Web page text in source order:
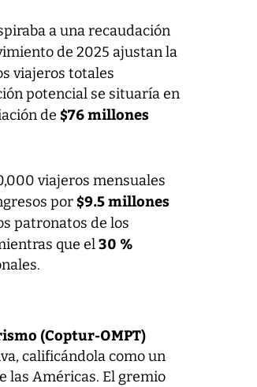
a una recaudación
de 2025 ajustan la
viajeros totales
potencial se situaría en
de $76 millones
viajeros mensuales
por $9.5 millones
patronatos de los
que el30 %
(Coptur-OMPT)
calificándola como un
las Américas. El gremio